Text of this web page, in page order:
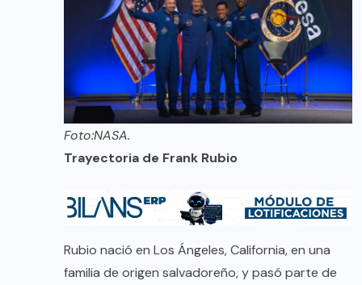
Foto:NASA.
Trayectoria de Frank Rubio
Rubio nació en Los Ángeles, California, en una
familia de origen salvadoreño, y pasó parte de